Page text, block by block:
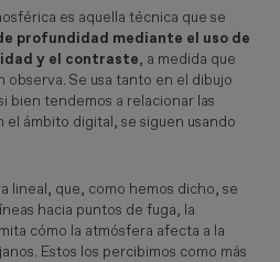
es aquella técnica que se
profundidad mediante el uso de
y el contraste, a medida que
observa. Se usa tanto en el dibujo
bien tendemos a relacionar las
ámbito digital, se siguen usando
lineal, que, como hemos dicho, se
hacia puntos de fuga, la
cómo la atmósfera afecta a la
Estos los percibimos como más